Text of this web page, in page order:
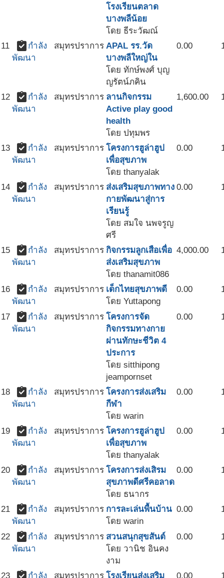
โรงเรียนตลาด
บางพลีน้อย
โดย ธีระวัฒณ์
11 assignment_turned_in กำลัง
พัฒนา
สมุทรปราการ APAL รร.วัด
บางพลีใหญ่ใน
โดย ทักษ์พงศ์ บุญ
ญรัตน์ภคิน
0.00
12 assignment_turned_in กำลัง
พัฒนา
สมุทรปราการ ลานกิจกรรม
Active play good
health
โดย ปทุมพร
1,600.00
13 assignment_turned_in กำลัง
พัฒนา
สมุทรปราการ โครงการฮูล่าฮูป
เพื่อสุขภาพ
โดย thanyalak
0.00
14 assignment_turned_in กำลัง
พัฒนา
สมุทรปราการ ส่งเสริมสุขภาพทาง
กายพัฒนาสู่การ
เรียนรู้
โดย สมใจ นพจรูญ
ศรี
0.00
15 assignment_turned_in กำลัง
พัฒนา
สมุทรปราการ กิจกรรมลูกเสือเพื่อ
ส่งเสริมสุขภาพ
โดย thanamit086
4,000.00
16 assignment_turned_in กำลัง
พัฒนา
สมุทรปราการ เด็กไทยสุขภาพดี
โดย Yuttapong
0.00
17 assignment_turned_in กำลัง
พัฒนา
สมุทรปราการ โครงการจัด
กิจกรรมทางกาย
ผ่านทักษะชีวิต 4
ประการ
โดย sitthipong
jeampornset
0.00
18 assignment_turned_in กำลัง
พัฒนา
สมุทรปราการ โครงการส่งเสริม
กีฬา
โดย warin
0.00
19 assignment_turned_in กำลัง
พัฒนา
สมุทรปราการ โครงการฮูล่าฮูป
เพื่อสุขภาพ
โดย thanyalak
0.00
20 assignment_turned_in กำลัง
พัฒนา
สมุทรปราการ โครงการส่งเสิรม
สุขภาพดีศรีคอลาด
โดย ธนากร
0.00
21 assignment_turned_in กำลัง
พัฒนา
สมุทรปราการ การละเล่นพื้นบ้าน
โดย warin
0.00
22 assignment_turned_in กำลัง
พัฒนา
สมุทรปราการ สวนสนุกสุขสันต์
โดย วานิช อินคง
งาม
0.00
23 กำลัง สมุทรปราการ โรงเรียนส่งเสริม 0.00